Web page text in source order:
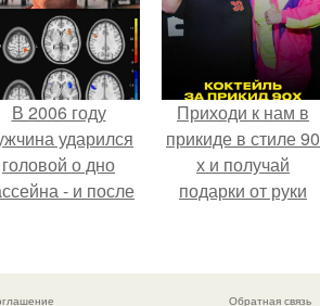
В 2006 году
ударился
головой о дно
- и после
образом.
Приходи к нам в
прикиде в стиле 90
х и получай
подарки от руки
Обратная связь